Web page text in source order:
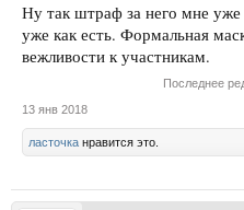
Ну так штраф за него мне уже
уже как есть. Формальная
вежливости к участникам.
Последнее
13 янв 2018
ласточка нравится это.